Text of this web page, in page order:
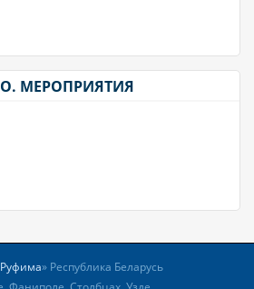
МЕРОПРИЯТИЯ
Руфима» Республика Беларусь